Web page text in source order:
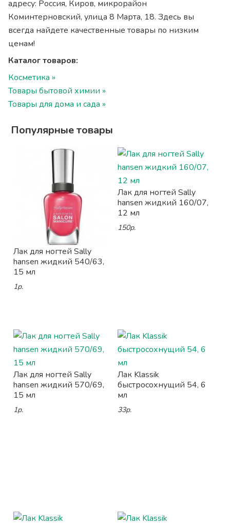
адресу: Россия, Киров, микрорайон
Коминтерновский, улица 8 Марта, 18. Здесь вы
всегда найдете качественные товары по низким
ценам!
Каталог товаров:
Косметика »
Товары бытовой химии »
Товары для дома и сада »
Популярные товары
Лак для ногтей Sally
hansen жидкий 540/63,
15 мл
1р.
Лак для ногтей Sally
hansen жидкий 160/07,
12 мл
150р.
Лак для ногтей Sally
hansen жидкий 570/69,
15 мл
1р.
Лак Klassik
быстросохнущий 54, 6
мл
33р.